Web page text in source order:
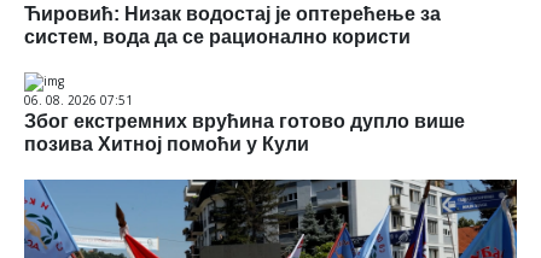
Ћировић: Низак водостај је оптерећење за
систем, вода да се рационално користи
06. 08. 2026 07:51
Због екстремних врућина готово дупло више
позива Хитној помоћи у Кули